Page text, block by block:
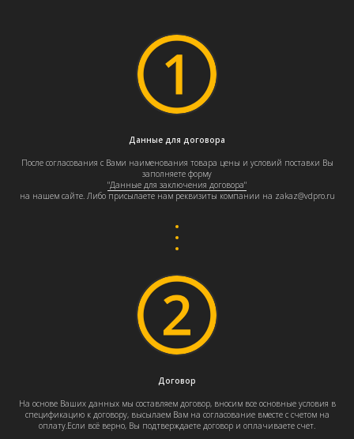
Данные для договора
После согласования с Вами наименования товара цены и условий поставки Вы
заполняете форму
"Данные для заключения договора"
на нашем сайте. Либо присылаете нам реквизиты компании на zakaz@vdpro.ru
Договор
На основе Ваших данных мы составляем договор, вносим все основные условия в
спецификацию к договору, высылаем Вам на согласование вместе с счетом на
оплату.Если всё верно, Вы подтверждаете договор и оплачиваете счет.